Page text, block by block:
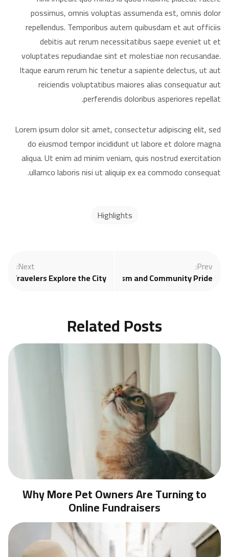
possimus, omnis voluptas assumenda est, omnis dolor
repellendus. Temporibus autem quibusdam et aut officiis
debitis aut rerum necessitatibus saepe eveniet ut et
voluptates repudiandae sint et molestiae non recusandae.
Itaque earum rerum hic tenetur a sapiente delectus, ut aut
reiciendis voluptatibus maiores alias consequatur aut
perferendis doloribus asperiores repellat.
Lorem ipsum dolor sit amet, consectetur adipiscing elit, sed
do eiusmod tempor incididunt ut labore et dolore magna
aliqua. Ut enim ad minim veniam, quis nostrud exercitation
ullamco laboris nisi ut aliquip ex ea commodo consequat.
Highlights
Prev:
Festivals Are Boosting Tourism and Community Pride
Next:
Travelers Explore the City
Related Posts
Why More Pet Owners Are Turning to
Online Fundraisers